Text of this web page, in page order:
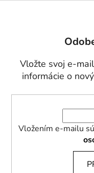
Vložte svoj e-
informácie o
Vložením e-mailu